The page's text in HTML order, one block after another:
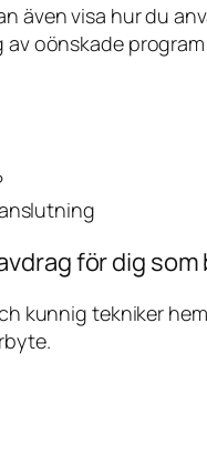
även visa hur du
oönskade
för dig som
kunnig tekniker